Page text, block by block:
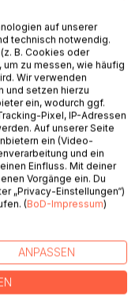
sind und das
aus dem
an das
auf unserer
technisch notwendig.
B. Cookies oder
zu messen, wie häufig
Wir verwenden
und setzen hierzu
ein, wodurch ggf.
Pixel, IP-Adressen
Auf unserer Seite
ein (Video-
und ein
Einfluss. Mit deiner
Vorgänge ein. Du
„Privacy-Einstellungen“)
(BoD-Impressum)
ANPASSEN